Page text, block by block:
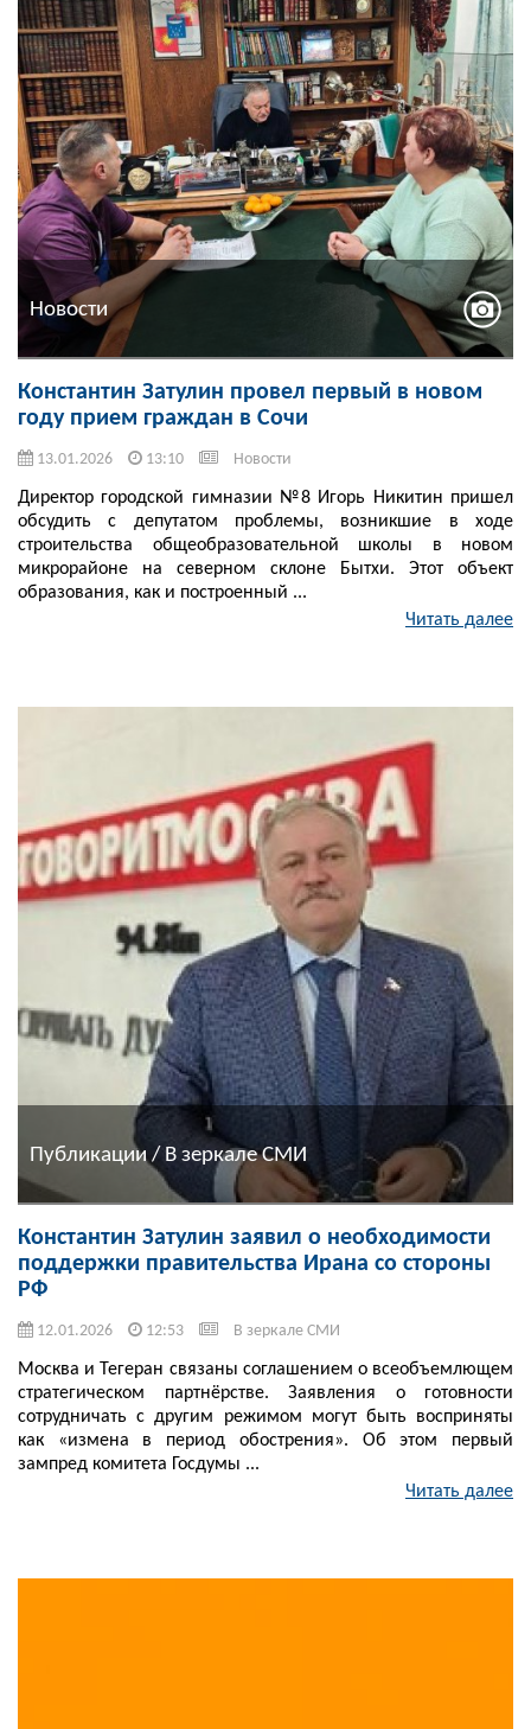
Новости
Константин Затулин провел первый в новом
году прием граждан в Cочи
13.01.2026 13:10 Новости
Директор городской гимназии №8 Игорь Никитин пришел
обсудить с депутатом проблемы, возникшие в ходе
строительства общеобразовательной школы в новом
микрорайоне на северном склоне Бытхи. Этот объект
образования, как и построенный ...
Читать далее
Публикации / В зеркале СМИ
Константин Затулин заявил о необходимости
поддержки правительства Ирана со стороны
РФ
12.01.2026 12:53 В зеркале СМИ
Москва и Тегеран связаны соглашением о всеобъемлющем
стратегическом партнёрстве. Заявления о готовности
сотрудничать с другим режимом могут быть восприняты
как «измена в период обострения». Об этом первый
зампред комитета Госдумы ...
Читать далее